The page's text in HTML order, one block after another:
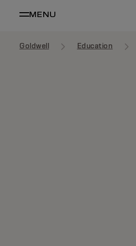
MENU
Goldwell Education